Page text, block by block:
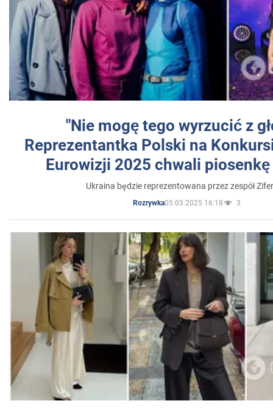
"Nie mogę tego wyrzucić z
Reprezentantka Polski na
Eurowizji 2025 chwali
Ukraina będzie reprezentowana przez zespół
Rozrywka05.03.2025 16:18 3